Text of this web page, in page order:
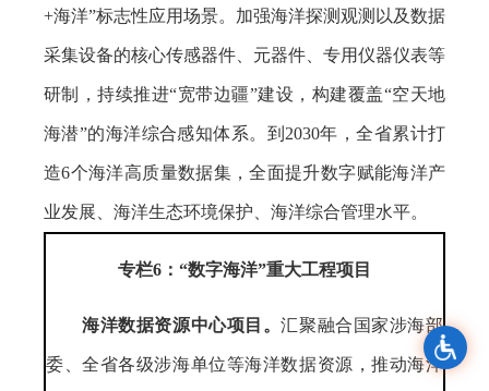
+海洋”标志性应用场景。加强海洋探测观测以及数据
采集设备的核心传感器件、元器件、专用仪器仪表等
研制，持续推进“宽带边疆”建设，构建覆盖“空天地
海潜”的海洋综合感知体系。到2030年，全省累计打
造6个海洋高质量数据集，全面提升数字赋能海洋产
业发展、海洋生态环境保护、海洋综合管理水平。
专栏6：“数字海洋”重大工程项目
海洋数据资源中心项目。汇聚融合国家涉海部
委、全省各级涉海单位等海洋数据资源，推动海洋